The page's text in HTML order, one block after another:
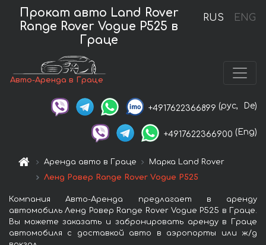
RUS ENG
Прокат авто Land Rover
Range Rover Vogue P525 в
Граце
Авто-Аренда в Граце
+4917622366899 (рус, De)
+4917622366900 (Eng)
Аренда авто в Граце
Марка Land Rover
Ленд Ровер Range Rover Vogue P525
Компания Авто-Аренда предлагает в аренду
автомобиль Ленд Ровер Range Rover Vogue P525 в Граце.
Вы можете заказать и забронировать аренду в Граце
автомобиля с доставкой авто в аэропорты или ж/д